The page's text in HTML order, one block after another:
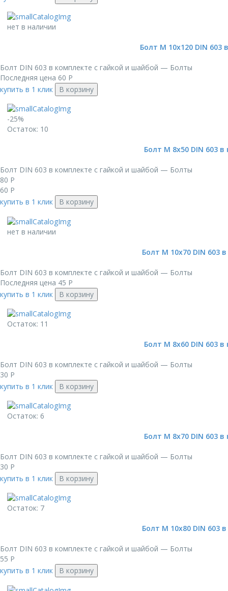
нет в наличии
Болт М 10х120 DIN 603
Болт DIN 603 в комплекте с гайкой и шайбой — Болты
Последняя цена 60 Р
купить в 1 клик
В корзину
-25%
Остаток: 10
Болт М 8х50 DIN 603
Болт DIN 603 в комплекте с гайкой и шайбой — Болты
80 Р
60 Р
купить в 1 клик
В корзину
нет в наличии
Болт М 10х70 DIN 603
Болт DIN 603 в комплекте с гайкой и шайбой — Болты
Последняя цена 45 Р
купить в 1 клик
В корзину
Остаток: 11
Болт М 8х60 DIN 603
Болт DIN 603 в комплекте с гайкой и шайбой — Болты
30 Р
купить в 1 клик
В корзину
Остаток: 6
Болт М 8х70 DIN 603
Болт DIN 603 в комплекте с гайкой и шайбой — Болты
30 Р
купить в 1 клик
В корзину
Остаток: 7
Болт М 10х80 DIN 603
Болт DIN 603 в комплекте с гайкой и шайбой — Болты
55 Р
купить в 1 клик
В корзину